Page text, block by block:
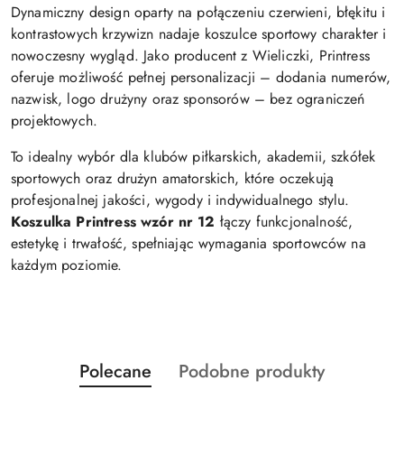
Dynamiczny design oparty na połączeniu czerwieni, błękitu i
kontrastowych krzywizn nadaje koszulce sportowy charakter i
nowoczesny wygląd. Jako producent z Wieliczki, Printress
oferuje możliwość pełnej personalizacji – dodania numerów,
nazwisk, logo drużyny oraz sponsorów – bez ograniczeń
projektowych.
To idealny wybór dla klubów piłkarskich, akademii, szkółek
sportowych oraz drużyn amatorskich, które oczekują
profesjonalnej jakości, wygody i indywidualnego stylu.
Koszulka Printress wzór nr 12 łączy funkcjonalność,
estetykę i trwałość, spełniając wymagania sportowców na
każdym poziomie.
Pomiń karuzelę produktów
Produkty
o
Polecane
Produkty
Podobne produkty